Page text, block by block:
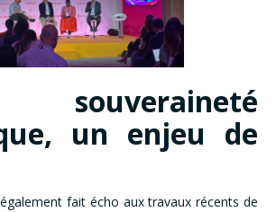
un enjeu de
fait écho aux travaux récents de